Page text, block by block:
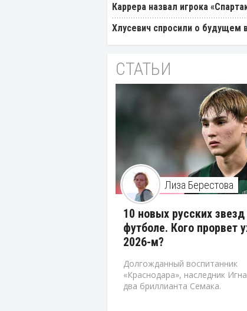
Каррера назвал игрока
Хлусевич спросили о будущем
СТАТЬИ
Лиза Берестова
10 новых русских
футболе. Кого прорвет
2026-м?
Долгожданный воспитанник
«Краснодара», наследник
два бриллианта Семака.